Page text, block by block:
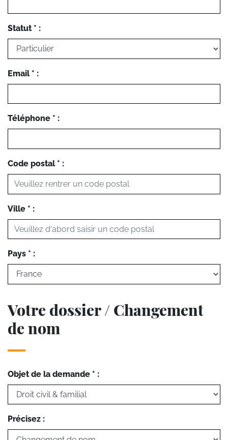
Statut * :
Email * :
Téléphone * :
Code postal * :
Ville * :
Pays * :
Votre dossier / Changement
de nom
Objet de la demande * :
Précisez :